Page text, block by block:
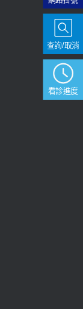
看診進度
查詢/取消